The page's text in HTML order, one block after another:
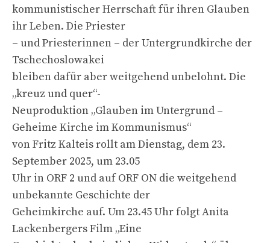
kommunistischer Herrschaft für ihren Glauben
ihr Leben. Die Priester
– und Priesterinnen – der Untergrundkirche der
Tschechoslowakei
bleiben dafür aber weitgehend unbelohnt. Die
„kreuz und quer“-
Neuproduktion „Glauben im Untergrund –
Geheime Kirche im Kommunismus“
von Fritz Kalteis rollt am Dienstag, dem 23.
September 2025, um 23.05
Uhr in ORF 2 und auf ORF ON die weitgehend
unbekannte Geschichte der
Geheimkirche auf. Um 23.45 Uhr folgt Anita
Lackenbergers Film „Eine